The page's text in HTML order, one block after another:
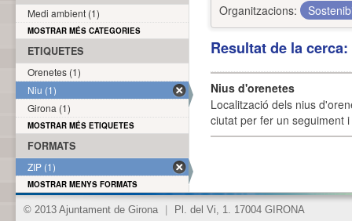
Organitzacions:
Resultat de la
Nius d'orenetes
Localització dels nius
ciutat per fer un seguiment
Medi ambient (1)
MOSTRAR MÉS CATEGORIES
ETIQUETES
Orenetes (1)
Niu (1)
Girona (1)
MOSTRAR MÉS ETIQUETES
FORMATS
ZIP (1)
MOSTRAR MENYS FORMATS
© 2013 Ajuntament de Girona Pl. del Vi, 1. 17004 GIRONA